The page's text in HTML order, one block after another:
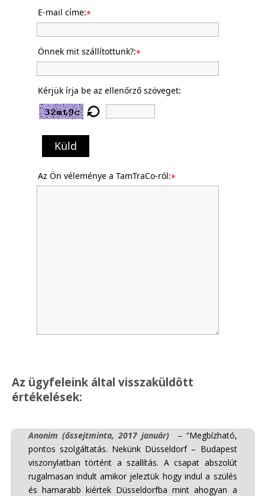
E-mail címe:*
Önnek mit szállítottunk?:*
Kérjük írja be az ellenőrző szöveget:
Küld
Az Ön véleménye a TamTraCo-ról:*
Az ügyfeleink által visszaküldött
értékelések:
Anonim (őssejtminta, 2017 január)– “Megbízható,
pontos szolgáltatás. Nekünk Düsseldorf – Budapest
viszonylatban történt a szallítás. A csapat abszolút
rugalmasan indult amikor jeleztük hogy indul a szülés
és hamarabb kiértek Düsseldorfba mint ahogyan a